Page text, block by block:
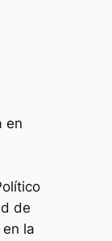
en
de
la